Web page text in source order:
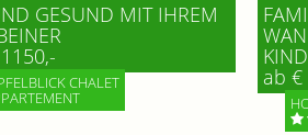
GESUND MIT IHREM
CHALET
IND
ab €